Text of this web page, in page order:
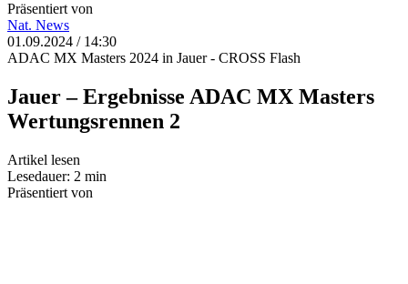
Präsentiert von
Nat. News
01.09.2024 / 14:30
ADAC MX Masters 2024 in Jauer - CROSS Flash
Jauer – Ergebnisse ADAC MX Masters
Wertungsrennen 2
Artikel lesen
Lesedauer: 2 min
Präsentiert von